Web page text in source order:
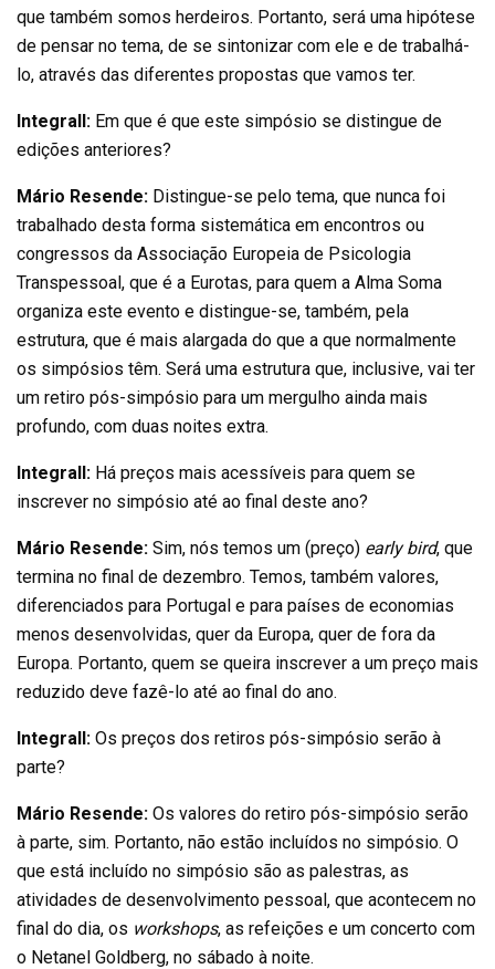
que também somos herdeiros. Portanto, será uma hipótese
de pensar no tema, de se sintonizar com ele e de trabalhá-
lo, através das diferentes propostas que vamos ter.
Integrall: Em que é que este simpósio se distingue de
edições anteriores?
Mário Resende: Distingue-se pelo tema, que nunca foi
trabalhado desta forma sistemática em encontros ou
congressos da Associação Europeia de Psicologia
Transpessoal, que é a Eurotas, para quem a Alma Soma
organiza este evento e distingue-se, também, pela
estrutura, que é mais alargada do que a que normalmente
os simpósios têm. Será uma estrutura que, inclusive, vai ter
um retiro pós-simpósio para um mergulho ainda mais
profundo, com duas noites extra.
Integrall: Há preços mais acessíveis para quem se
inscrever no simpósio até ao final deste ano?
Mário Resende: Sim, nós temos um (preço) early bird, que
termina no final de dezembro. Temos, também valores,
diferenciados para Portugal e para países de economias
menos desenvolvidas, quer da Europa, quer de fora da
Europa. Portanto, quem se queira inscrever a um preço mais
reduzido deve fazê-lo até ao final do ano.
Integrall: Os preços dos retiros pós-simpósio serão à
parte?
Mário Resende: Os valores do retiro pós-simpósio serão
à parte, sim. Portanto, não estão incluídos no simpósio. O
que está incluído no simpósio são as palestras, as
atividades de desenvolvimento pessoal, que acontecem no
final do dia, os workshops, as refeições e um concerto com
o Netanel Goldberg, no sábado à noite.